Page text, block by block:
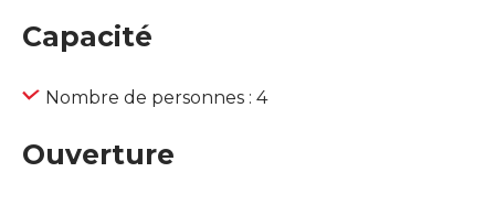
Capacité
Nombre de personnes : 4
Ouverture